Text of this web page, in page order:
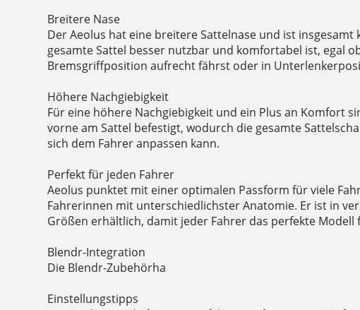
Breitere Nase
Der Aeolus hat eine breitere Sattelnase und ist insgesamt
gesamte Sattel besser nutzbar und komfortabel ist, egal
Bremsgriffposition aufrecht fährst oder in
Höhere Nachgiebigkeit
Für eine höhere Nachgiebigkeit und ein Plus an Komfort
vorne am Sattel befestigt, wodurch die gesamte
sich dem Fahrer anpassen kann.
Perfekt für jeden Fahrer
Aeolus punktet mit einer optimalen Passform für viele
Fahrerinnen mit unterschiedlichster Anatomie. Er ist in
Größen erhältlich, damit jeder Fahrer das perfekte Modell
Blendr-Integration
Die Blendr-Zubehörha
Einstellungstipps